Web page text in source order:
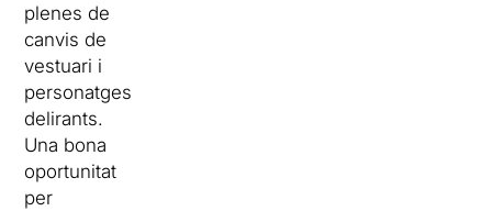
plenes de
canvis de
vestuari i
personatges
delirants.
Una bona
oportunitat
per